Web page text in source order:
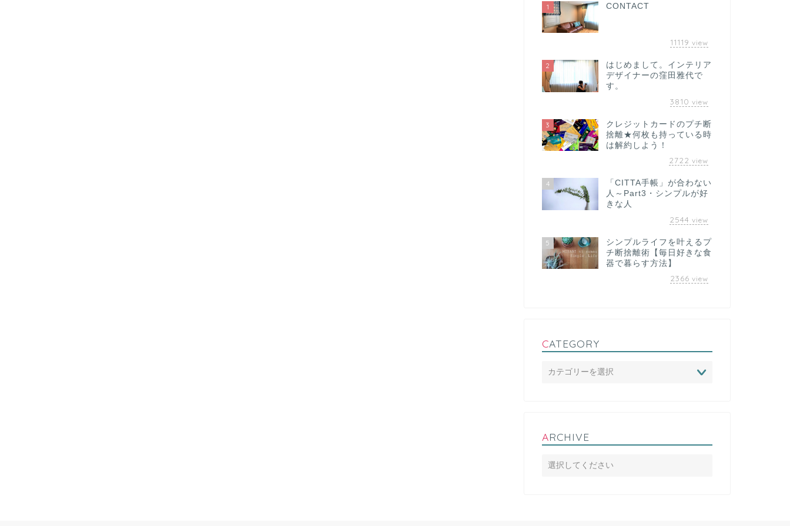
1 CONTACT
11119 view
2
はじめまして。インテリア
デザイナーの窪田雅代で
す。
3810 view
3
クレジットカードのプチ断
捨離★何枚も持っている時
は解約しよう！
2722 view
4
「CITTA手帳」が合わない
人～Part3・シンプルが好
きな人
2544 view
5
シンプルライフを叶えるプ
チ断捨離術【毎日好きな食
器で暮らす方法】
2366 view
CATEGORY
ARCHIVE